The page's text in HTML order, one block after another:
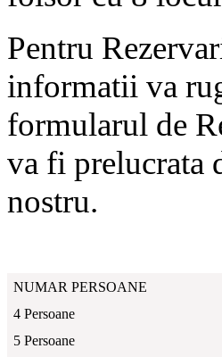
Pentru
informatii va
formularul de
va fi prelucrata
nostru.
NUMAR PERSOANE
4 Persoane
5 Persoane